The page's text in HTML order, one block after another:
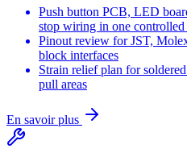
Push button PCB, LED
stop wiring in one controlled
Pinout review for JST,
block interfaces
Strain relief plan for
pull areas
En savoir plus